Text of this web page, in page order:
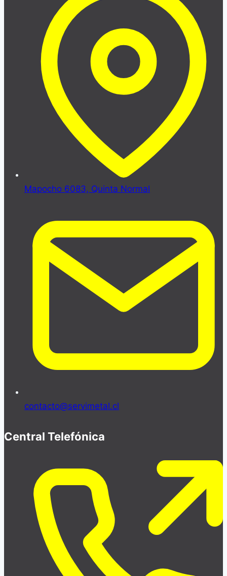
Mapocho 6083, Quinta Normal
contacto@servimetal.cl
Central Telefónica